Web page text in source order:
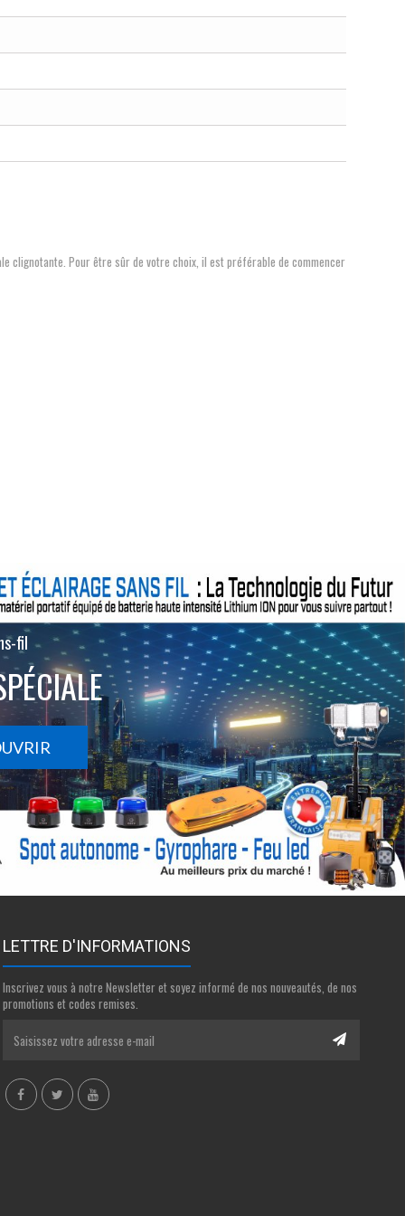
clignotante. Pour être sûr de votre choix, il est préférable de commencer
fil
LETTRE D'INFORMATIONS
Inscrivez vous à notre Newsletter et soyez informé de nos nouveautés, de nos
promotions et codes remises.